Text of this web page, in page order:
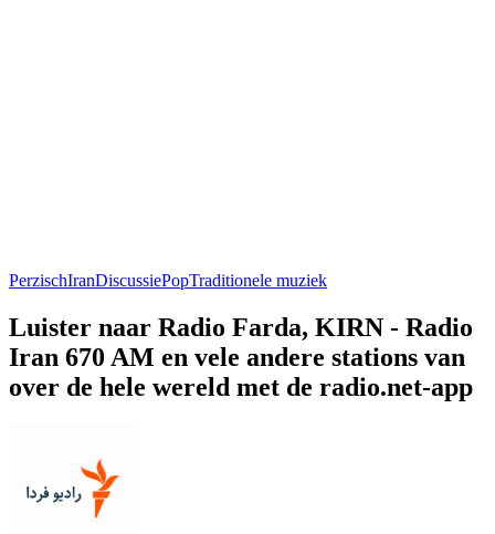
PerzischIranDiscussiePopTraditionele muziek
Luister naar Radio Farda, KIRN - Radio
Iran 670 AM en vele andere stations van
over de hele wereld met de radio.net-app